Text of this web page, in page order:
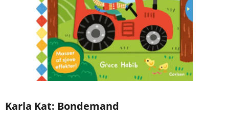
Karla Kat: Bondemand